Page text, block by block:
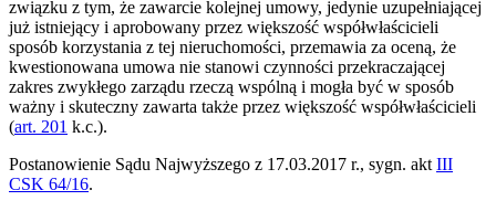
związku z tym, że zawarcie kolejnej umowy, jedynie uzupełniającej
już istniejący i aprobowany przez większość współwłaścicieli
sposób korzystania z tej nieruchomości, przemawia za oceną, że
kwestionowana umowa nie stanowi czynności przekraczającej
zakres zwykłego zarządu rzeczą wspólną i mogła być w sposób
ważny i skuteczny zawarta także przez większość współwłaścicieli
(art. 201 k.c.).
Postanowienie Sądu Najwyższego z 17.03.2017 r., sygn. aktIII
CSK 64/16.